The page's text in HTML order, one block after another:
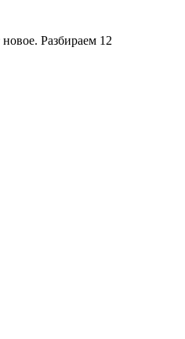
Разбираем 12